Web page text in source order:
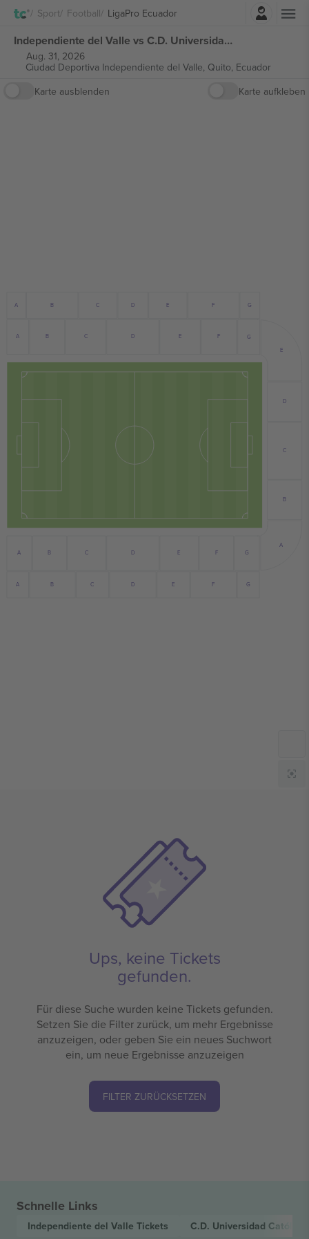
Sport Football LigaPro EcuadorEinloggen
Independiente del Valle vs C.D. Universidad Católica del Ecuador LigaPro Ecuador tickets
Aug. 31, 2026
Ciudad Deportiva Independiente del Valle, Quito, Ecuador
Karte ausblenden
Karte aufkleben
A B C D E F G
G
F
E
D
C
B
A
G
F
E
D
C
B
A
G
F
E
D
C
B
A
A
B
C
D
E
Ups, keine Tickets
gefunden.
Für diese Suche wurden keine Tickets gefunden.
Setzen Sie die Filter zurück, um mehr Ergebnisse
anzuzeigen, oder geben Sie ein neues Suchwort
ein, um neue Ergebnisse anzuzeigen
FILTER ZURÜCKSETZEN
Schnelle Links
Independiente del Valle Tickets C.D. Universidad